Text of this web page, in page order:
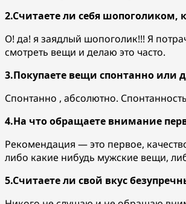
2.Считаете ли себя шопоголиком,
О! да! я заядлый шопоголик!!! Я
смотреть вещи и делаю это часто.
3.Покупаете вещи спонтанно или
Спонтанно , абсолютно.
4.На что обращаете внимание
Рекомендация — это первое,
либо какие нибудь мужские вещи,
5.Считаете ли свой вкус